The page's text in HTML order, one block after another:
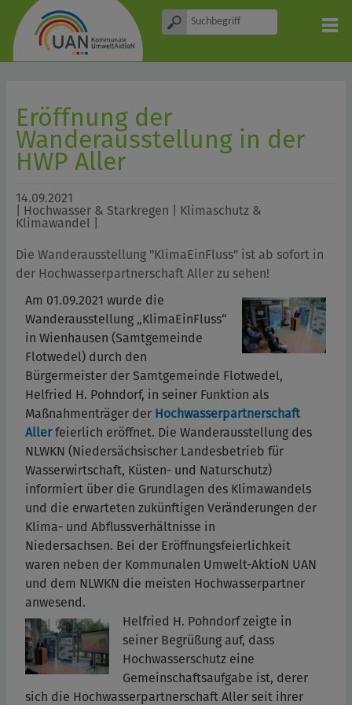
Eröffnung der
Wanderausstellung in der
HWP Aller
14.09.2021
| Hochwasser & Starkregen | Klimaschutz &
Klimawandel |
Die Wanderausstellung "KlimaEinFluss" ist ab sofort in
der Hochwasserpartnerschaft Aller zu sehen!
Am 01.09.2021 wurde die
Wanderausstellung „KlimaEinFluss“
in Wienhausen (Samtgemeinde
Flotwedel) durch den
Bürgermeister der Samtgemeinde Flotwedel,
Helfried H. Pohndorf, in seiner Funktion als
Maßnahmenträger der Hochwasserpartnerschaft
Allerfeierlich eröffnet. Die Wanderausstellung des
NLWKN (Niedersächsischer Landesbetrieb für
Wasserwirtschaft, Küsten- und Naturschutz)
informiert über die Grundlagen des Klimawandels
und die erwarteten zukünftigen Veränderungen der
Klima- und Abflussverhältnisse in
Niedersachsen. Bei der Eröffnungsfeierlichkeit
waren neben der Kommunalen Umwelt-AktioN UAN
und dem NLWKN die meisten Hochwasserpartner
anwesend.
Helfried H. Pohndorf zeigte in
seiner Begrüßung auf, dass
Hochwasserschutz eine
Gemeinschaftsaufgabe ist, derer
sich die Hochwasserpartnerschaft Aller seit ihrer